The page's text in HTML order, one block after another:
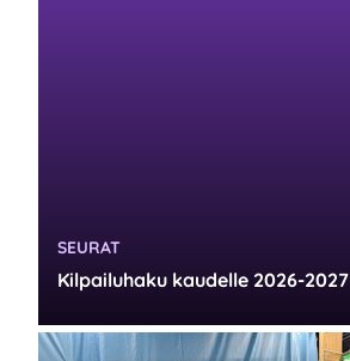
Kilpailuhaku kaudelle 2026-2027
KATEGORIA:
SEURAT